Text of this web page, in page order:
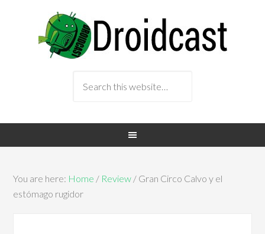
You are here: Home / Review / Gran Circo Calvo y el
estómago rugidor